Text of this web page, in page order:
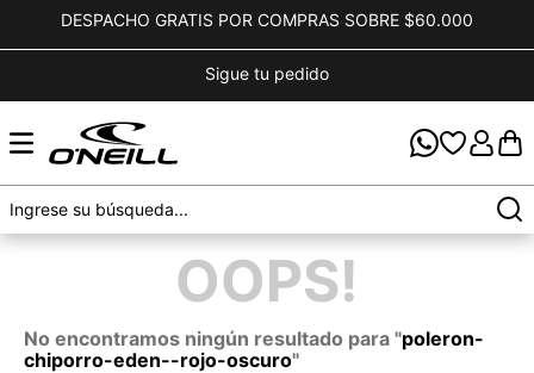
DESPACHO GRATIS POR COMPRAS SOBRE $60.000
Sigue tu pedido
OOPS!
No encontramos ningún resultado para "poleron-
chiporro-eden--rojo-oscuro"